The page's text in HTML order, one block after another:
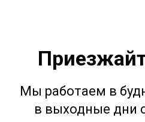
Мы работаем в
в выходные дни